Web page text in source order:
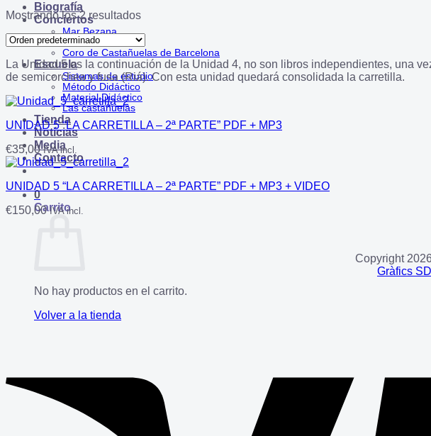
Biografía
Conciertos
Mar Bezana
Castanets Bcn
Coro de Castañuelas de Barcelona
Escuela
Sistemas de estudio
Método Didáctico
Material Didáctico
Las castañuelas
Tienda
Notícias
Media
Contacto
0
Carrito
No hay productos en el carrito.
Volver a la tienda
Mostrando los 2 resultados
La Unidad 5 es la continuación de la Unidad 4, no son libros independientes, una
de semicorchea y fusa (Riá). Con esta unidad quedará consolidada la carretilla.
UNIDAD 5 “LA CARRETILLA – 2ª PARTE” PDF + MP3
€35,00 IVA incl.
UNIDAD 5 “LA CARRETILLA – 2ª PARTE” PDF + MP3 + VIDEO
€150,00 IVA incl.
Copyright
Gràfics